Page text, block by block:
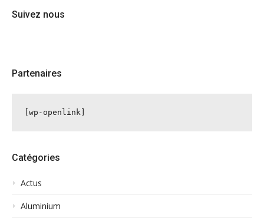
Suivez nous
Partenaires
[wp-openlink]
Catégories
Actus
Aluminium